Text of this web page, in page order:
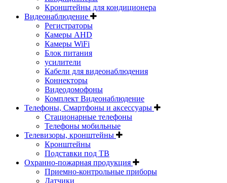
Кронштейны для кондиционера
Видеонаблюдение
Регистраторы
Камеры AHD
Камеры WiFi
Блок питания
усилители
Кабели для видеонаблюдения
Коннекторы
Видеодомофоны
Комплект Видеонаблюдение
Телефоны, Смартфоны и аксессуары
Стационарные телефоны
Телефоны мобильные
Телевизоры, кронштейны
Кронштейны
Подставки под ТВ
Охранно-пожарная продукция
Приемно-контрольные приборы
Датчики